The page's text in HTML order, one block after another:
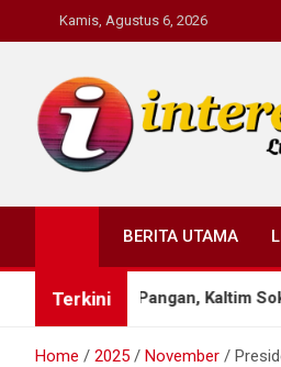
to
Kamis, Agustus 6, 2026
BERITA UTAMA
Terkini
Pangan, Kaltim Sokong Energi
Home 2025 November